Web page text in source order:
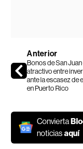
Anterior
Bonos de San
atractivo entre
ante la escasez de
en Puerto Rico
Convierta
noticiasaquí